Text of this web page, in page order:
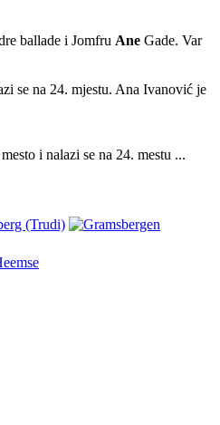
ballade i Jomfru Ane Gade. Var
se na 24. mjestu. Ana Ivanović je
i nalazi se na 24. mestu ...